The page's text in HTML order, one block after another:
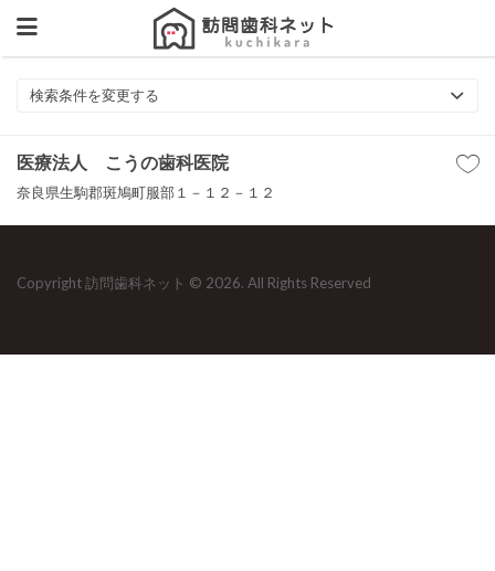
検索条件を変更する
医療法人 こうの歯科医院
奈良県生駒郡斑鳩町服部１－１２－１２
Copyright 訪問歯科ネット © 2026. All Rights Reserved